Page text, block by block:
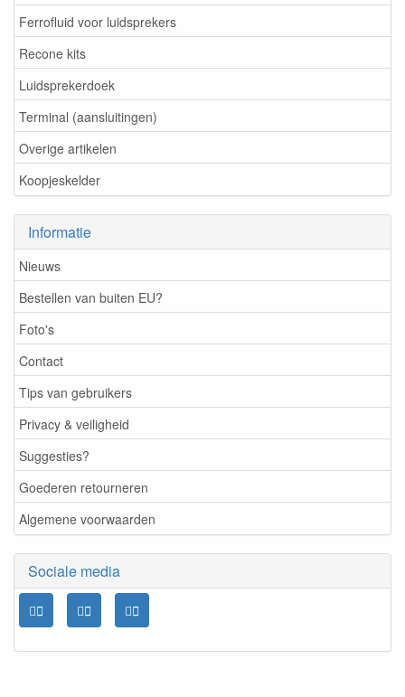
Ferrofluid voor luidsprekers
Recone kits
Luidsprekerdoek
Terminal (aansluitingen)
Overige artikelen
Koopjeskelder
Informatie
Nieuws
Bestellen van buiten EU?
Foto's
Contact
Tips van gebruikers
Privacy & veiligheid
Suggesties?
Goederen retourneren
Algemene voorwaarden
Sociale media